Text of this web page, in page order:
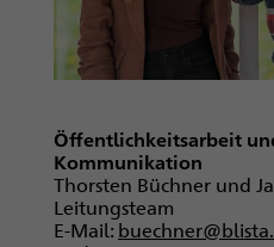
Öffentlichkeitsarbeit
Kommunikation
Thorsten Büchner und
Leitungsteam
E-Mail: